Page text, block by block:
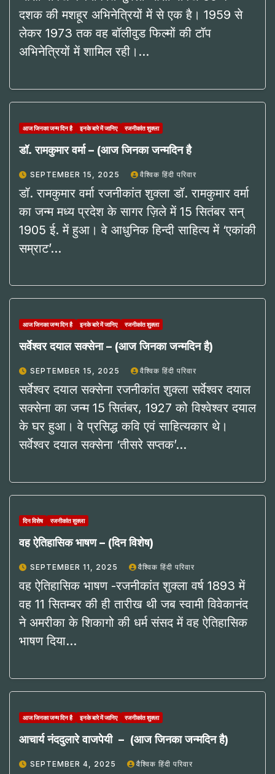
दशक की मशहूर अभिनेत्रियों में से एक है। 1959 से
लेकर 1973 तक वह बॉलीवुड फिल्मों की टॉप
अभिनेत्रियों में शामिल रही।…
आज जिनका जन्म दिन है इनके बारे में जानिए रजनीकांत शुक्ला
डॉ. रामकुमार वर्मा – (आज जिनका जन्मदिन है
SEPTEMBER 15, 2025 वैश्विक हिंदी परिवार
डॉ. रामकुमार वर्मा रजनीकांत शुक्ला डॉ. रामकुमार वर्मा
का जन्म मध्य प्रदेश के सागर ज़िले में 15 सितंबर सन्
1905 ई. में हुआ। वे आधुनिक हिन्दी साहित्य में ‘एकांकी
सम्राट’…
आज जिनका जन्म दिन है इनके बारे में जानिए रजनीकांत शुक्ला
सर्वेश्वर दयाल सक्सेना – (आज जिनका जन्मदिन है)
SEPTEMBER 15, 2025 वैश्विक हिंदी परिवार
सर्वेश्वर दयाल सक्सेना रजनीकांत शुक्ला सर्वेश्वर दयाल
सक्सेना का जन्म 15 सितंबर, 1927 को विश्वेश्वर दयाल
के घर हुआ। वे प्रसिद्ध कवि एवं साहित्यकार थे।
सर्वेश्वर दयाल सक्सेना ‘तीसरे सप्तक’…
दिन विशेष रजनीकांत शुक्ला
वह ऐतिहासिक भाषण – (दिन विशेष)
SEPTEMBER 11, 2025 वैश्विक हिंदी परिवार
वह ऐतिहासिक भाषण -रजनीकांत शुक्ला वर्ष 1893 में
वह 11 सितम्बर की ही तारीख थी जब स्वामी विवेकानंद
ने अमरीका के शिकागो की धर्म संसद में वह ऐतिहासिक
भाषण दिया…
आज जिनका जन्म दिन है इनके बारे में जानिए रजनीकांत शुक्ला
आचार्य नंददुलारे वाजपेयी – (आज जिनका जन्मदिन है)
SEPTEMBER 4, 2025 वैश्विक हिंदी परिवार